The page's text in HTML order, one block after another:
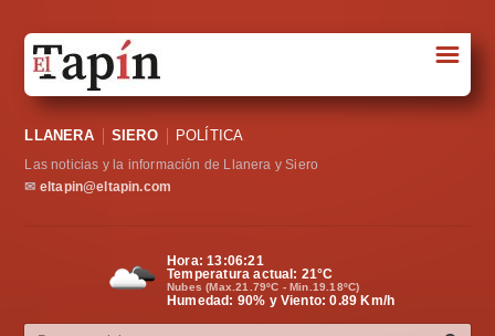
Sociedad
Política
Cultura
☰
LLANERA SIERO POLÍTICA
Las noticias y la información de Llanera y Siero
✉ eltapin@eltapin.com
Hora:13:06:21
Temperatura actual: 21°C
Nubes (Max.21.79ºC - Min.19.18ºC)
Humedad: 90% y Viento: 0.89 Km/h